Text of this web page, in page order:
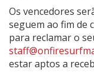
Os vencedores
seguem ao fim de
para reclamar o
estar aptos a